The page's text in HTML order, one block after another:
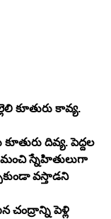
కూతురు కావ్య.
దివ్య. పెద్దల
మంచి స్నేహితులుగా
వస్తాడని
పెళ్లి